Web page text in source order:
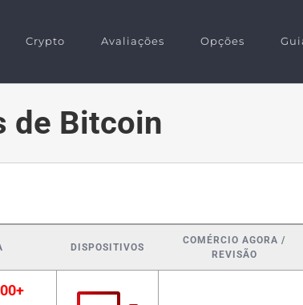
Crypto Avaliações Opções
de Bitcoin
DISPOSITIVOS
COMÉRCIO AGORA /
REVISÃO